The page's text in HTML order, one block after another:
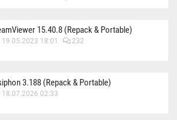
15.40.8 (Repack & Portable)
19.05.2023 18:01 232
3.188 (Repack & Portable)
18.07.2026 02:33